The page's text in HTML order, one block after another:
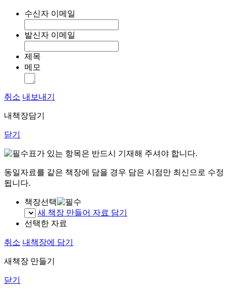
수신자 이메일
발신자 이메일
제목
메모
취소 내보내기
내책장담기
닫기
표가 있는 항목은 반드시 기재해 주셔야 합니다.
동일자료를 같은 책장에 담을 경우 담은 시점만 최신으로 수정
됩니다.
책장선택
새 책장 만들어 자료 담기
선택한 자료
취소 내책장에 담기
새책장 만들기
닫기